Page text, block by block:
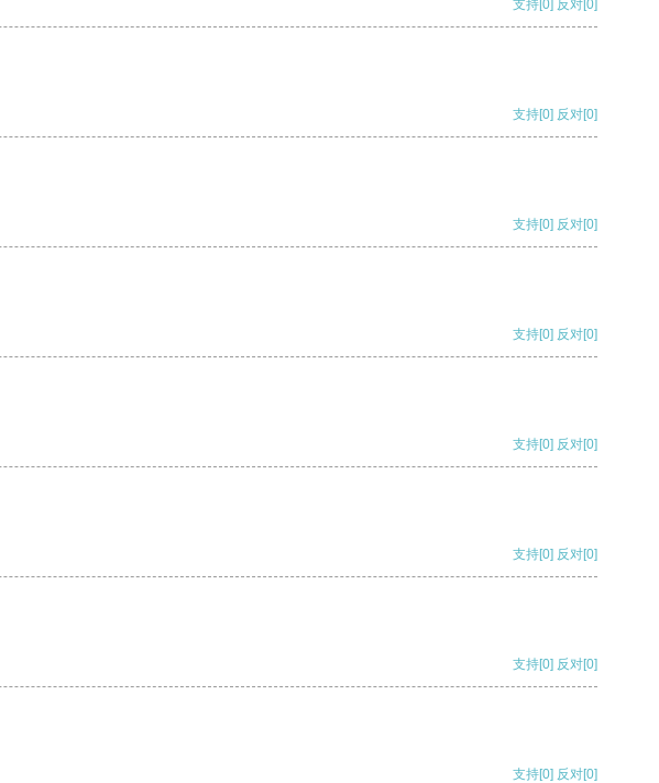
支持[0] 反对[0]
支持[0] 反对[0]
支持[0] 反对[0]
支持[0] 反对[0]
支持[0] 反对[0]
支持[0] 反对[0]
支持[0] 反对[0]
支持[0] 反对[0]